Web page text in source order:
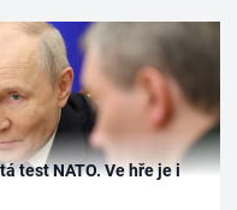
test NATO. Ve hře je i